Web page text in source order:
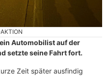
Automobilist auf der
setzte seine Fahrt fort.
Zeit später ausfindig